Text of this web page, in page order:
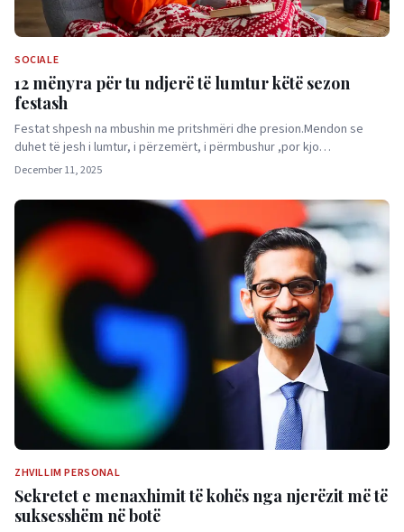
SOCIALE
12 mënyra për tu ndjerë të lumtur këtë sezon
festash
Festat shpesh na mbushin me pritshmëri dhe presion.Mendon se
duhet të jesh i lumtur, i përzemërt, i përmbushur ,por kjo…
December 11, 2025
ZHVILLIM PERSONAL
Sekretet e menaxhimit të kohës nga njerëzit më të
suksesshëm në botë